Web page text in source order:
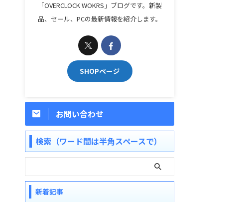
「OVERCLOCK WOKRS」ブログです。新製
品、セール、PCの最新情報を紹介します。
SHOPページ
お問い合わせ
検索（ワード間は半角スペースで）
新着記事